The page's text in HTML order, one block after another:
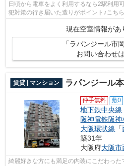
日頃から電車をよく利用するなら2駅利用
犯対策の行き届いた造りがポイント♪こち
現在空室情報があ
「ラパンジール市
お問い合わせ
賃貸 | マンション ラパンジール
仲手無料 敷0
地下鉄中央線
阪神電鉄阪
大阪環状線 「
築31年
大阪府大阪市
綺麗好きな方にも満足の内装にこだわっ